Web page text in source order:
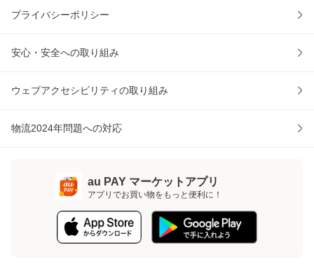
プライバシーポリシー
安心・安全への取り組み
ウェブアクセシビリティの取り組み
物流2024年問題への対応
au PAY マーケットアプリ
アプリでお買い物をもっと便利に！